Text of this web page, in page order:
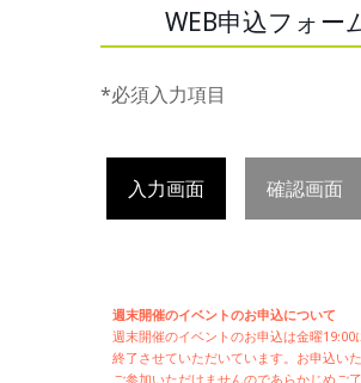
WEB申込フォー
*必須入力項目
入力画面 確認画面
週末開催のイベントのお申込について
週末開催のイベントのお申込は金曜19:00
終了させていただいています。お申込い
ご参加いただけませんのであらかじめご